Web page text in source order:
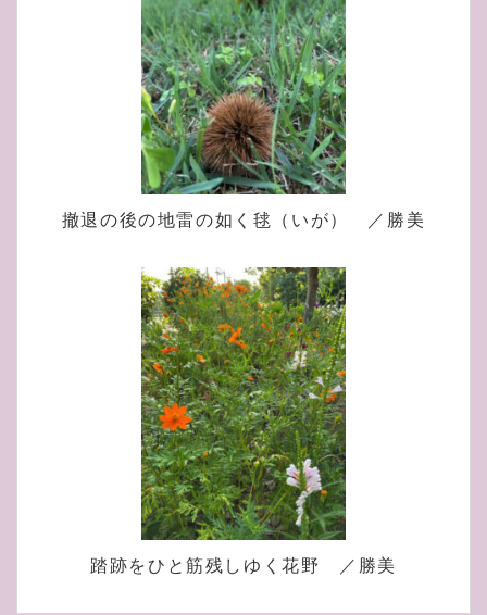
撤退の後の地雷の如く毬（いが） ／勝美
踏跡をひと筋残しゆく花野 ／勝美